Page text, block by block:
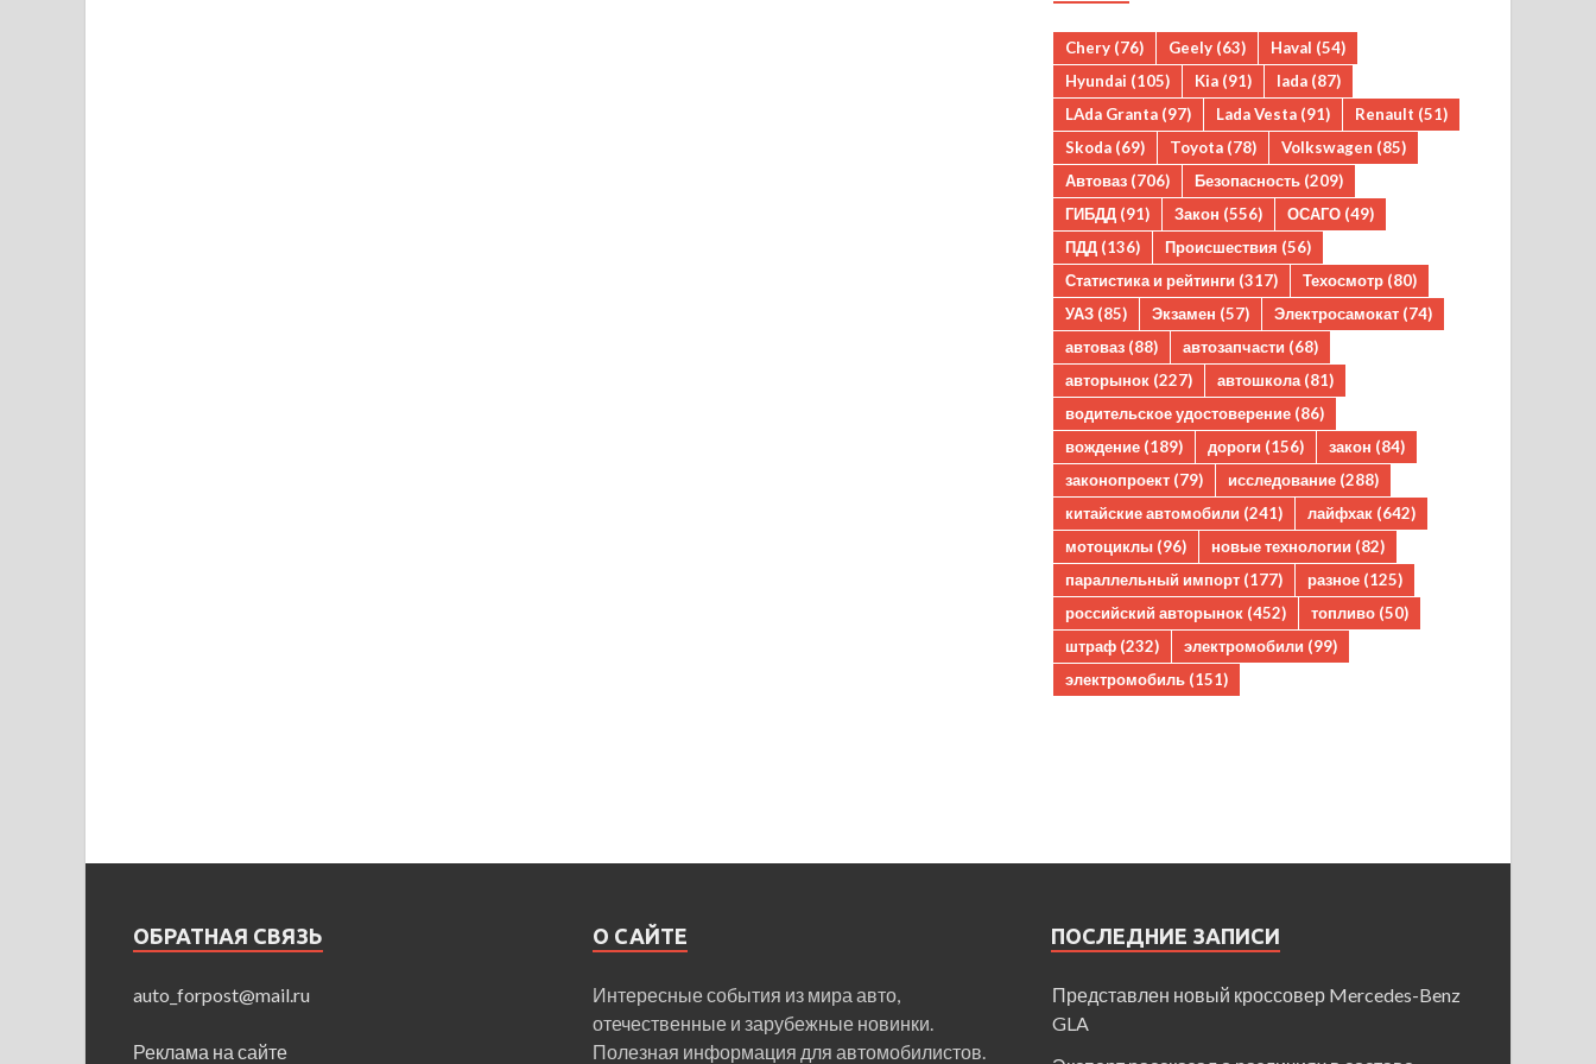
Chery (76) Geely (63) Haval (54)
Hyundai (105) Kia (91) lada (87)
LAda Granta (97) Lada Vesta (91) Renault (51)
Skoda (69) Toyota (78) Volkswagen (85)
Автоваз (706) Безопасность (209)
ГИБДД (91) Закон (556) ОСАГО (49)
ПДД (136) Происшествия (56)
Статистика и рейтинги (317) Техосмотр (80)
УАЗ (85) Экзамен (57) Электросамокат (74)
автоваз (88) автозапчасти (68)
авторынок (227) автошкола (81)
водительское удостоверение (86)
вождение (189) дороги (156) закон (84)
законопроект (79) исследование (288)
китайские автомобили (241) лайфхак (642)
мотоциклы (96) новые технологии (82)
параллельный импорт (177) разное (125)
российский авторынок (452) топливо (50)
штраф (232) электромобили (99)
электромобиль (151)
ОБРАТНАЯ СВЯЗЬ
auto_forpost@mail.ru
Реклама на сайте
О САЙТЕ
Интересные события из мира авто,
отечественные и зарубежные новинки.
Полезная информация для автомобилистов.
ПОСЛЕДНИЕ ЗАПИСИ
Представлен новый кроссовер Mercedes-Benz
GLA